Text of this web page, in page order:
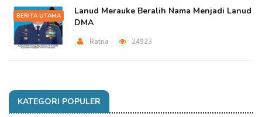
BERITA UTAMA
Lanud Merauke Beralih Nama Menjadi Lanud
DMA
Ratna 24923
KATEGORI POPULER